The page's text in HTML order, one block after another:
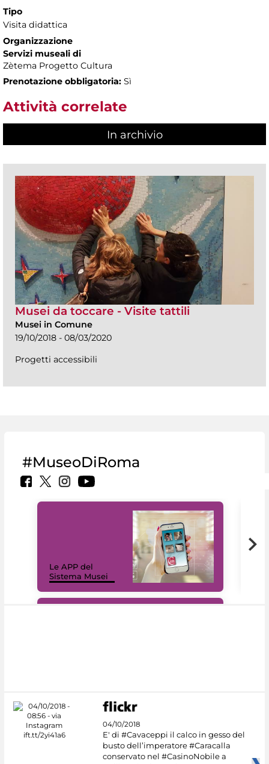
Tipo
Visita didattica
Organizzazione
Servizi museali di
Zètema Progetto Cultura
Prenotazione obbligatoria: Sì
Attività correlate
In archivio
Musei da toccare - Visite tattili
Musei in Comune
19/10/2018 - 08/03/2020
Progetti accessibili
#MuseoDiRoma
Le APP del
Sistema Musei
04/10/2018
E' di #Cavaceppi il calco in gesso del
busto dell’imperatore #Caracalla
conservato nel #CasinoNobile a